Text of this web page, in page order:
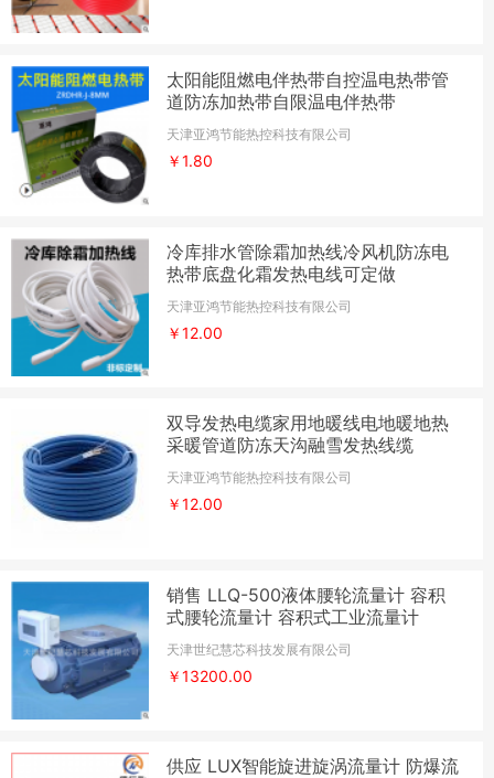
太阳能阻燃电伴热带自控温电热带管
道防冻加热带自限温电伴热带
天津亚鸿节能热控科技有限公司
￥1.80
冷库排水管除霜加热线冷风机防冻电
热带底盘化霜发热电线可定做
天津亚鸿节能热控科技有限公司
￥12.00
双导发热电缆家用地暖线电地暖地热
采暖管道防冻天沟融雪发热线缆
天津亚鸿节能热控科技有限公司
￥12.00
销售 LLQ-500液体腰轮流量计 容积
式腰轮流量计 容积式工业流量计
天津世纪慧芯科技发展有限公司
￥13200.00
供应 LUX智能旋进旋涡流量计 防爆流